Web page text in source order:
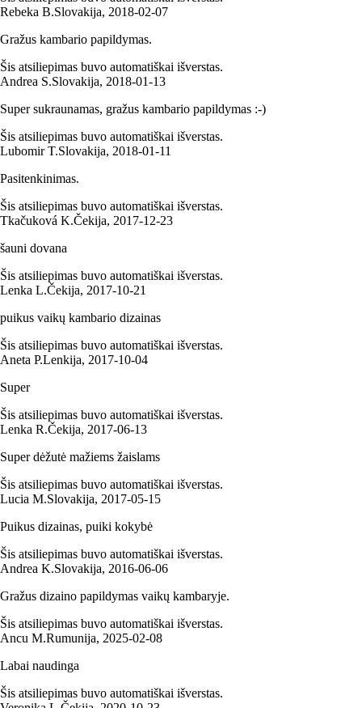
Rebeka B.Slovakija, 2018‑02‑07
Gražus kambario papildymas.
Šis atsiliepimas buvo automatiškai išverstas.
Andrea S.Slovakija, 2018‑01‑13
Super sukraunamas, gražus kambario papildymas :-)
Šis atsiliepimas buvo automatiškai išverstas.
Lubomir T.Slovakija, 2018‑01‑11
Pasitenkinimas.
Šis atsiliepimas buvo automatiškai išverstas.
Tkačuková K.Čekija, 2017‑12‑23
šauni dovana
Šis atsiliepimas buvo automatiškai išverstas.
Lenka L.Čekija, 2017‑10‑21
puikus vaikų kambario dizainas
Šis atsiliepimas buvo automatiškai išverstas.
Aneta P.Lenkija, 2017‑10‑04
Super
Šis atsiliepimas buvo automatiškai išverstas.
Lenka R.Čekija, 2017‑06‑13
Super dėžutė mažiems žaislams
Šis atsiliepimas buvo automatiškai išverstas.
Lucia M.Slovakija, 2017‑05‑15
Puikus dizainas, puiki kokybė
Šis atsiliepimas buvo automatiškai išverstas.
Andrea K.Slovakija, 2016‑06‑06
Gražus dizaino papildymas vaikų kambaryje.
Šis atsiliepimas buvo automatiškai išverstas.
Ancu M.Rumunija, 2025‑02‑08
Labai naudinga
Šis atsiliepimas buvo automatiškai išverstas.